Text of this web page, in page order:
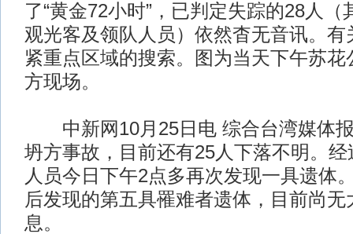
了“黄金72小时”，已判定失踪的28人（
观光客及领队人员）依然杳无音讯。有
紧重点区域的搜索。图为当天下午苏花
方现场。
中新网10月25日电 综合台湾媒体报
坍方事故，目前还有25人下落不明。
人员今日下午2点多再次发现一具遗体
后发现的第五具罹难者遗体，目前尚
息。